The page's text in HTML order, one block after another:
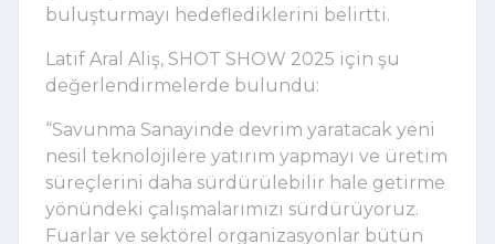
buluşturmayı hedeflediklerini belirtti.
Latif Aral Aliş, SHOT SHOW 2025 için şu
değerlendirmelerde bulundu:
“Savunma Sanayinde devrim yaratacak yeni
nesil teknolojilere yatırım yapmayı ve üretim
süreçlerini daha sürdürülebilir hale getirme
yönündeki çalışmalarımızı sürdürüyoruz.
Fuarlar ve sektörel organizasyonlar bütün